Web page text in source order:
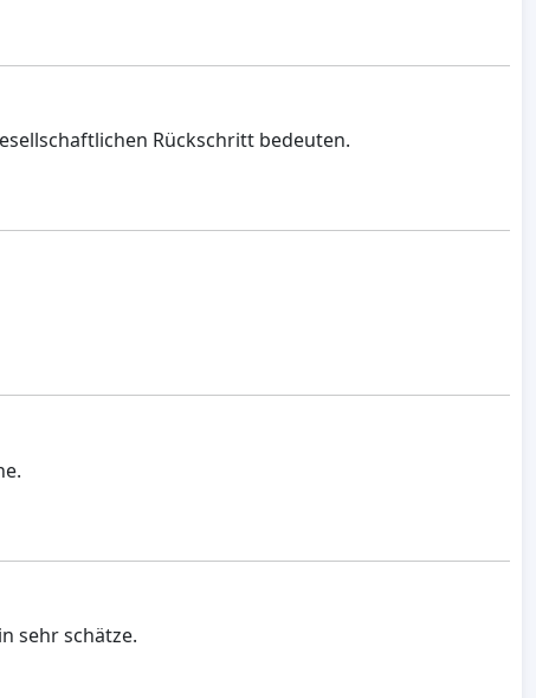
Rückschritt bedeuten.
sehr schätze.